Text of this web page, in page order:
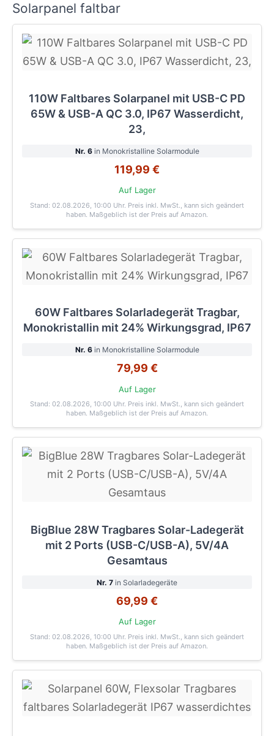
Solarpanel faltbar
110W Faltbares Solarpanel mit USB-C PD
65W & USB-A QC 3.0, IP67 Wasserdicht,
23,
Nr. 6in Monokristalline Solarmodule
119,99 €
Auf Lager
Stand: 02.08.2026, 10:00 Uhr. Preis inkl. MwSt., kann sich geändert
haben. Maßgeblich ist der Preis auf Amazon.
60W Faltbares Solarladegerät Tragbar,
Monokristallin mit 24% Wirkungsgrad, IP67
Nr. 6in Monokristalline Solarmodule
79,99 €
Auf Lager
Stand: 02.08.2026, 10:00 Uhr. Preis inkl. MwSt., kann sich geändert
haben. Maßgeblich ist der Preis auf Amazon.
BigBlue 28W Tragbares Solar-Ladegerät
mit 2 Ports (USB-C/USB-A), 5V/4A
Gesamtaus
Nr. 7 in Solarladegeräte
69,99 €
Auf Lager
Stand: 02.08.2026, 10:00 Uhr. Preis inkl. MwSt., kann sich geändert
haben. Maßgeblich ist der Preis auf Amazon.